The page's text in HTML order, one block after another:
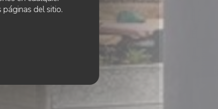
del sitio.